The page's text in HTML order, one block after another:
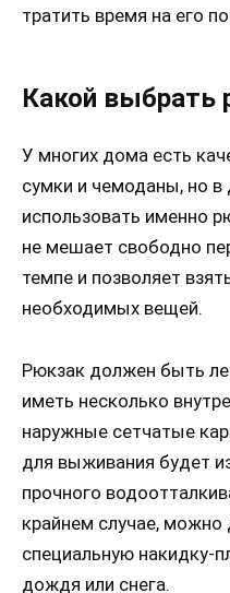
тратить время на его
Какой выбрать
У многих дома есть
сумки и чемоданы, но в
использовать именно
не мешает свободно
темпе и позволяет
необходимых вещей.
Рюкзак должен быть
иметь несколько
наружные сетчатые
для выживания будет
прочного
крайнем случае, можно
специальную накидку-
дождя или снега.